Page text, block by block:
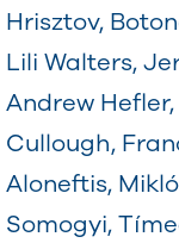
Hrisztov,
Lili Walters,
Andrew
Cullough,
Aloneftis,
Somogyi,